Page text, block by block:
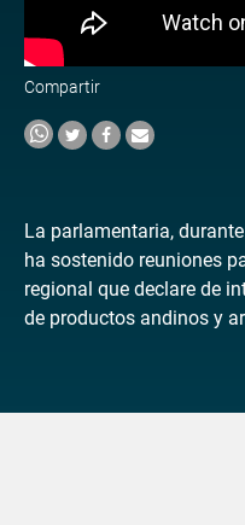
Compartir
La parlamentaria,
ha sostenido reuniones
regional que declare de
de productos andinos y